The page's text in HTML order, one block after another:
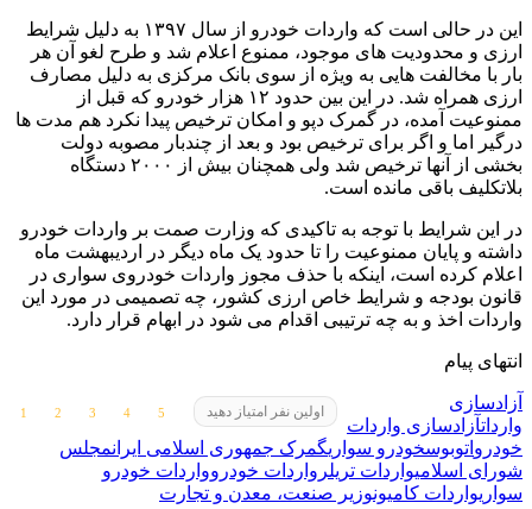
این در حالی است که واردات خودرو از سال ۱۳۹۷ به دلیل شرایط
ارزی و محدودیت های موجود، ممنوع اعلام شد و طرح لغو آن هر
بار با مخالفت هایی به ویژه از سوی بانک مرکزی به دلیل مصارف
ارزی همراه شد. در این بین حدود ۱۲ هزار خودرو که قبل از
ممنوعیت آمده، در گمرک دپو و امکان ترخیص پیدا نکرد هم مدت ها
درگیر اما و اگر برای ترخیص بود و بعد از چندبار مصوبه دولت
بخشی از آنها ترخیص شد ولی همچنان بیش از ۲۰۰۰ دستگاه
بلاتکلیف باقی مانده است.
در این شرایط با توجه به تاکیدی که وزارت صمت بر واردات خودرو
داشته و پایان ممنوعیت را تا حدود یک ماه دیگر در اردیبهشت ماه
اعلام کرده است، اینکه با حذف مجوز واردات خودروی سواری در
قانون بودجه و شرایط خاص ارزی کشور، چه تصمیمی در مورد این
واردات اخذ و به چه ترتیبی اقدام می شود در ابهام قرار دارد.
انتهای پیام
اولین نفر امتیاز دهید
آزادسازی
وارداتآزادسازی واردات
خودرو اتوبوسخودرو سواریگمرک جمهوری اسلامی ایرانمجلس
شورای اسلامیواردات تریلر واردات خودروواردات خودرو
سواریواردات کامیونوزیر صنعت، معدن و تجارت